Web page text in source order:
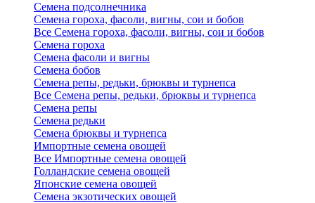
Семена подсолнечника
Семена гороха, фасоли, вигны, сои и бобов
Все Семена гороха, фасоли, вигны, сои и бобов
Семена гороха
Семена фасоли и вигны
Семена бобов
Семена репы, редьки, брюквы и турнепса
Все Семена репы, редьки, брюквы и турнепса
Семена репы
Семена редьки
Семена брюквы и турнепса
Импортные семена овощей
Все Импортные семена овощей
Голландские семена овощей
Японские семена овощей
Семена экзотических овощей